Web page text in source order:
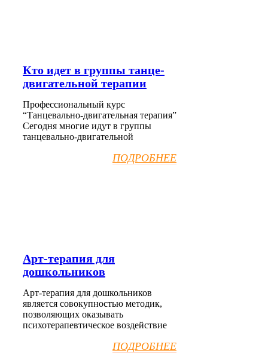
Кто идет в группы танце-
двигательной терапии
Профессиональный курс
“Танцевально-двигательная терапия”
Сегодня многие идут в группы
танцевально-двигательной
ПОДРОБНЕЕ
Арт-терапия для
дошкольников
Арт-терапия для дошкольников
является совокупностью методик,
позволяющих оказывать
психотерапевтическое воздействие
ПОДРОБНЕЕ